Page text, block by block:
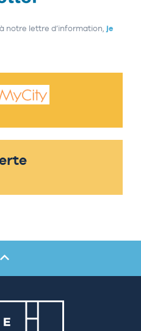
notre lettre d’information, je